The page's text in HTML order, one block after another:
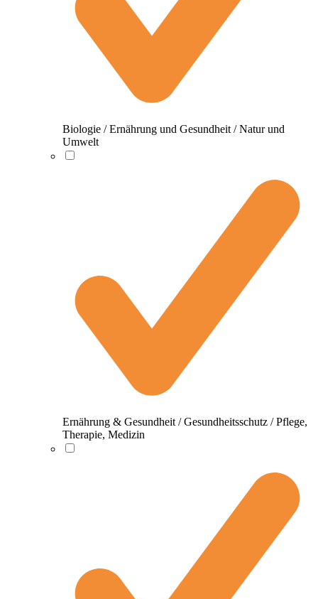
Biologie / Ernährung und Gesundheit / Natur und
Umwelt
Ernährung & Gesundheit / Gesundheitsschutz / Pflege,
Therapie, Medizin